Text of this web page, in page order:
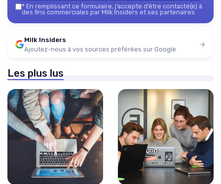
* En remplissant ce formulaire, j’accepte d’être contacté(e) à
des fins commerciales par Milk Insiders et ses partenaires.
Milk Insiders
Ajoutez-nous à vos sources préférées sur Google
Les plus lus